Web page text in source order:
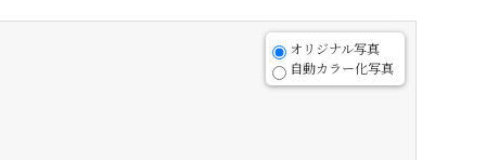
オリジナル写真
自動カラー化写真